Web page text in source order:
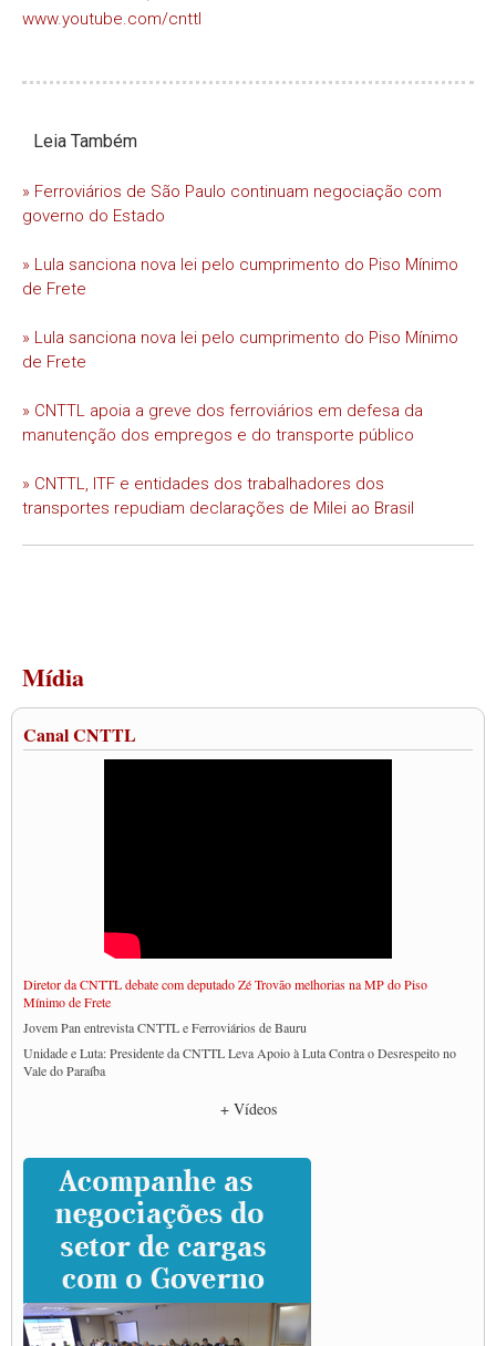
www.youtube.com/cnttl
Leia Também
» Ferroviários de São Paulo continuam negociação com
governo do Estado
» Lula sanciona nova lei pelo cumprimento do Piso Mínimo
de Frete
» Lula sanciona nova lei pelo cumprimento do Piso Mínimo
de Frete
» CNTTL apoia a greve dos ferroviários em defesa da
manutenção dos empregos e do transporte público
» CNTTL, ITF e entidades dos trabalhadores dos
transportes repudiam declarações de Milei ao Brasil
Mídia
Canal CNTTL
Diretor da CNTTL debate com deputado Zé Trovão melhorias na MP do Piso
Mínimo de Frete
Jovem Pan entrevista CNTTL e Ferroviários de Bauru
Unidade e Luta: Presidente da CNTTL Leva Apoio à Luta Contra o Desrespeito no
Vale do Paraíba
Caminhoneiros prometem paralisação e cobram diálogo com Lula
CNTTL e lideranças de caminhoneiros participam de debate sobre saúde nas
rodovias
Paulinho e Litti debatem política global para transporte rodoviário de cargas na
SUTCRA no Uruguai
Grande Conquista da Categoria transporte de Cargas e Caminhoneiros Autonomos
ENCONTRO INTERNACIONAL EM APOIO A CLASSE TRABALHADORA
DO BRASIL E A ELEIÇÃO 2022
+ Vídeos